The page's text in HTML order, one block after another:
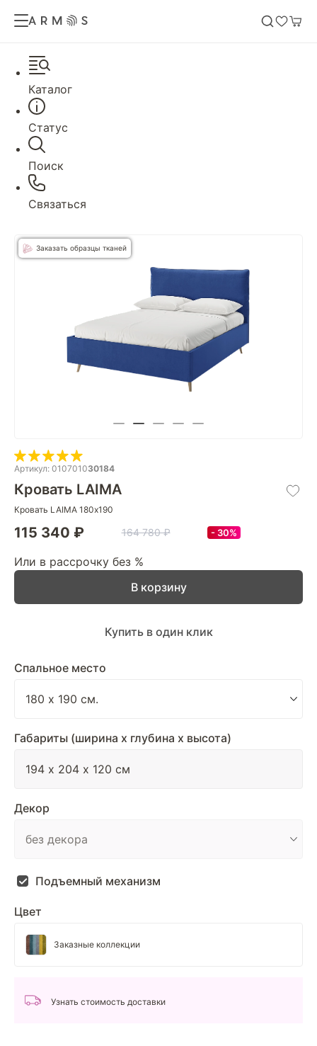
Каталог
Статус
Поиск
Связаться
Заказать образцы тканей
Артикул: 010701030184
Кровать LAIMA
Кровать LAIMA 180х190
115 340 ₽ 164 780 ₽ 30%
Или в рассрочку без %
Спальное место
Габариты (ширина х глубина х высота)
Декор
Подъемный механизм
Цвет
Заказные коллекции
В корзину
Купить в один клик
Узнать стоимость доставки